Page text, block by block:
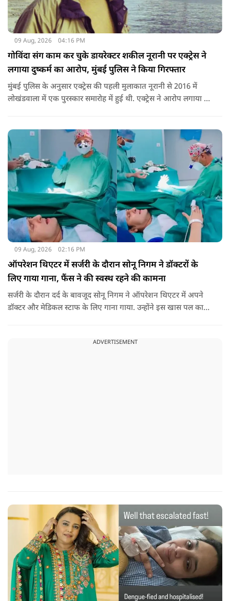
09 Aug, 2026 04:16 PM
गोविंदा संग काम कर चुके डायरेक्टर शकील नूरानी पर एक्ट्रेस ने
लगाया दुष्कर्म का आरोप, मुंबई पुलिस ने किया गिरफ्तार
मुंबई पुलिस के अनुसार एक्ट्रेस की पहली मुलाकात नूरानी से 2016 में
लोखंडवाला में एक पुरस्कार समारोह में हुई थी. एक्ट्रेस ने आरोप लगाया कि
करने को कहा था.
09 Aug, 2026 02:16 PM
ऑपरेशन थिएटर में सर्जरी के दौरान सोनू निगम ने डॉक्टरों के
लिए गाया गाना, फैंस ने की स्वस्थ रहने की कामना
सर्जरी के दौरान दर्द के बावजूद सोनू निगम ने ऑपरेशन थिएटर में अपने
डॉक्टर और मेडिकल स्टाफ के लिए गाना गाया. उन्होंने इस खास पल का
ADVERTISEMENT